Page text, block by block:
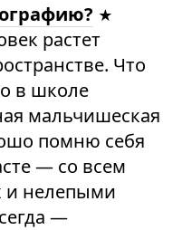
растет
Что
в школе
мальчишеская
помню себя
— со всем
и нелепыми
—